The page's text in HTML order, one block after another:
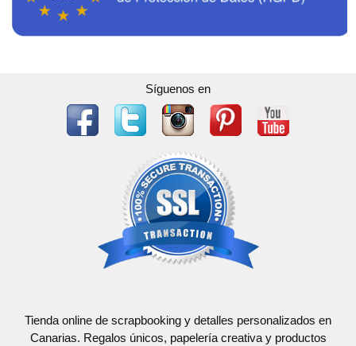
Síguenos en
Tienda online de scrapbooking y detalles personalizados en
Canarias. Regalos únicos, papelería creativa y productos